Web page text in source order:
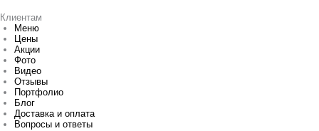
Клиентам
Меню
Цены
Акции
Фото
Видео
Отзывы
Портфолио
Блог
Доставка и оплата
Вопросы и ответы